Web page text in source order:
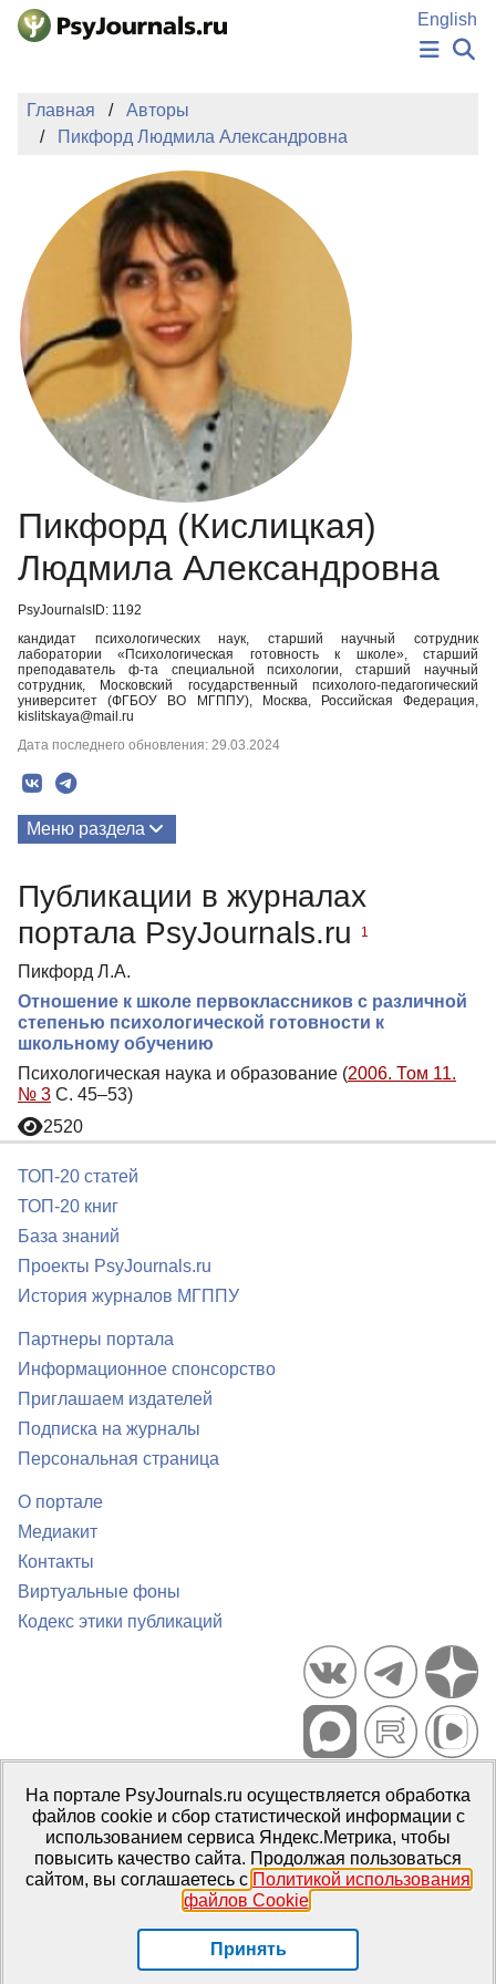
Перейти к основному содержанию
English
ИЗДАНИЯ
ПОДАТЬ РУКОПИСЬ
БАЗА ЗНАНИЙ
КЛЮЧЕВЫЕ СЛОВА
Регистрация
Главная
Авторы
Пикфорд Людмила Александровна
Пикфорд (Кислицкая)
Людмила Александровна
PsyJournalsID: 1192
кандидат психологических наук, старший научный сотрудник
лаборатории «Психологическая готовность к школе», старший
преподаватель ф-та специальной психологии, старший научный
сотрудник, Московский государственный психолого-педагогический
университет (ФГБОУ ВО МГППУ), Москва, Российская Федерация,
kislitskaya@mail.ru
Дата последнего обновления: 29.03.2024
Меню раздела
Публикации в журналах
портала PsyJournals.ru
1
Пикфорд Л.А.
Отношение к школе первоклассников с различной
степенью психологической готовности к
школьному обучению
Психологическая наука и образование (2006. Том 11.
№ 3 С. 45–53)
2520
ТОП-20 статей
ТОП-20 книг
База знаний
Проекты PsyJournals.ru
История журналов МГППУ
Партнеры портала
Информационное спонсорство
Приглашаем издателей
Подписка на журналы
Персональная страница
О портале
Медиакит
Контакты
Виртуальные фоны
Кодекс этики публикаций
Портал психологических изданий PsyJournals.ru, 2007–2026
Правила использования материалов
Свидетельство регистрации СМИЭл № ФС77-66447 от 14 июля
2016 г.
Издатель: ФГБОУ ВО МГППУ
На портале PsyJournals.ru осуществляется обработка
файлов cookie и сбор статистической информации с
использованием сервиса Яндекс.Метрика, чтобы
повысить качество сайта. Продолжая пользоваться
сайтом, вы соглашаетесь с Политикой использования
файлов Cookie.
Принять